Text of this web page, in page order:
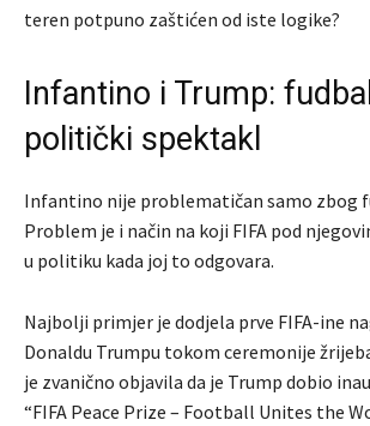
teren potpuno zaštićen od iste logike?
Infantino i Trump:
politički spektakl
Infantino nije problematičan samo zbog
Problem je i način na koji FIFA pod
u politiku kada joj to odgovara.
Najbolji primjer je dodjela prve FIFA-ine
Donaldu Trumpu tokom ceremonije žrijeba
je zvanično objavila da je Trump dobio
“FIFA Peace Prize – Football Unites the